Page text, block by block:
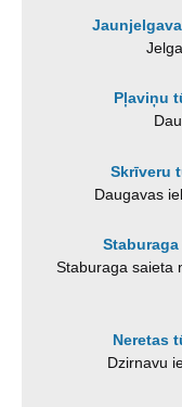
Pļaviņu
Skrīveru
Daugavas
Staburaga saieta
Neretas
Dzirnavu